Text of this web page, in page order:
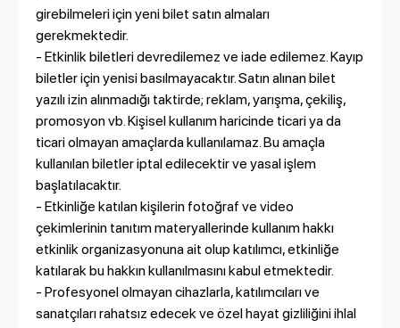
girebilmeleri için yeni bilet satın almaları
gerekmektedir.
- Etkinlik biletleri devredilemez ve iade edilemez. Kayıp
biletler için yenisi basılmayacaktır. Satın alınan bilet
yazılı izin alınmadığı taktirde; reklam, yarışma, çekiliş,
promosyon vb. Kişisel kullanım haricinde ticari ya da
ticari olmayan amaçlarda kullanılamaz. Bu amaçla
kullanılan biletler iptal edilecektir ve yasal işlem
başlatılacaktır.
- Etkinliğe katılan kişilerin fotoğraf ve video
çekimlerinin tanıtım materyallerinde kullanım hakkı
etkinlik organizasyonuna ait olup katılımcı, etkinliğe
katılarak bu hakkın kullanılmasını kabul etmektedir.
- Profesyonel olmayan cihazlarla, katılımcıları ve
sanatçıları rahatsız edecek ve özel hayat gizliliğini ihlal